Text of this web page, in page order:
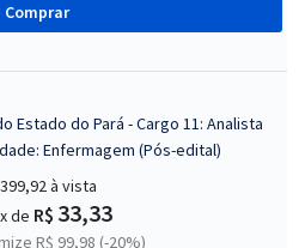
Comprar
Estado do Pará - Cargo 11: Analista
Enfermagem (Pós-edital)
à vista
de R$ 33,33
R$ 99,98 (-20%)